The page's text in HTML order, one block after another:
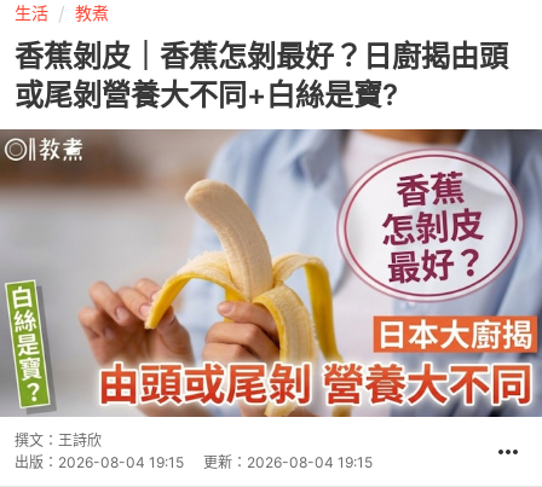
生活 教煮
香蕉剝皮｜香蕉怎剝最好？日廚揭由頭
或尾剝營養大不同+白絲是寶?
撰文： 王詩欣
出版： 2026-08-04 19:15 更新： 2026-08-04 19:15